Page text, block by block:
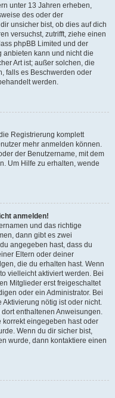
unter 13 Jahren erheben,
des oder der
unsicher bist, ob dies auf dich
versuchst, zutrifft, ziehe einen
phpBB Limited und der
anbieten kann und nicht die
Art ist; außer solchen, die
falls es Beschwerden oder
werden.
Registrierung komplett
mehr anmelden können.
der Benutzername, mit dem
Um Hilfe zu erhalten, wende
anmelden!
und das richtige
dann gibt es zwei
angegeben hast, dass du
Eltern oder deiner
die du erhalten hast. Wenn
vielleicht aktiviert werden. Bei
Mitglieder erst freigeschaltet
oder ein Administrator. Bei
nötig ist oder nicht.
enthaltenen Anweisungen.
eingegeben hast oder
Wenn du dir sicher bist,
wurde, dann kontaktiere einen